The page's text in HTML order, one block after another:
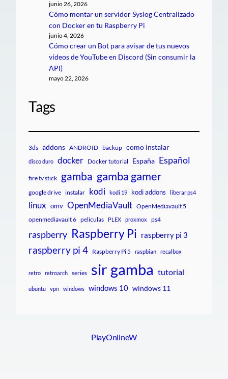
junio 26, 2026
Cómo montar un servidor Syslog Centralizado
con Docker en tu Raspberry Pi
junio 4, 2026
Cómo crear un Bot para avisar de tus nuevos
vídeos de YouTube en Discord (Sin consumir la
API)
mayo 22, 2026
Tags
3ds addons ANDROID backup como instalar
disco duro docker Docker tutorial España Español
fire tv stick gamba gamba gamer
google drive instalar kodi kodi 19 kodi addons liberar ps4
linux omv OpenMediaVault OpenMediavault 5
openmediavault 6 peliculas PLEX proxmox ps4
raspberry Raspberry Pi raspberry pi 3
raspberry pi 4 Raspberry Pi 5 raspbian recalbox
retro retroarch series sir gamba tutorial
ubuntu vpn windows windows 10 windows 11
PlayOnlineW